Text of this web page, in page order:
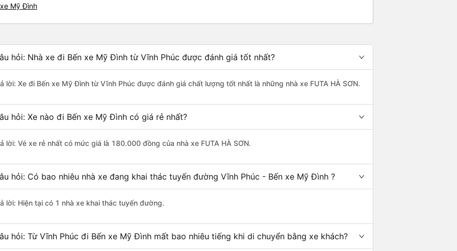
Mỹ Đình
hỏi: Nhà xe đi Bến xe Mỹ Đình từ Vĩnh Phúc được đánh giá tốt nhất?
lời: Xe đi Bến xe Mỹ Đình từ Vĩnh Phúc được đánh giá chất lượng tốt nhất là những nhà xe FUTA HÀ SƠN.
hỏi: Xe nào đi Bến xe Mỹ Đình có giá rẻ nhất?
lời: Vé xe rẻ nhất có mức giá là 180.000 đồng của nhà xe FUTA HÀ SƠN.
hỏi: Có bao nhiêu nhà xe đang khai thác tuyến đường Vĩnh Phúc - Bến xe Mỹ Đình ?
lời: Hiện tại có 1 nhà xe khai thác tuyến đường.
hỏi: Từ Vĩnh Phúc đi Bến xe Mỹ Đình mất bao nhiêu tiếng khi di chuyển bằng xe khách?